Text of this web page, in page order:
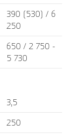
390 (530) / 6
250
650 / 2 750 -
5 730
3,5
250